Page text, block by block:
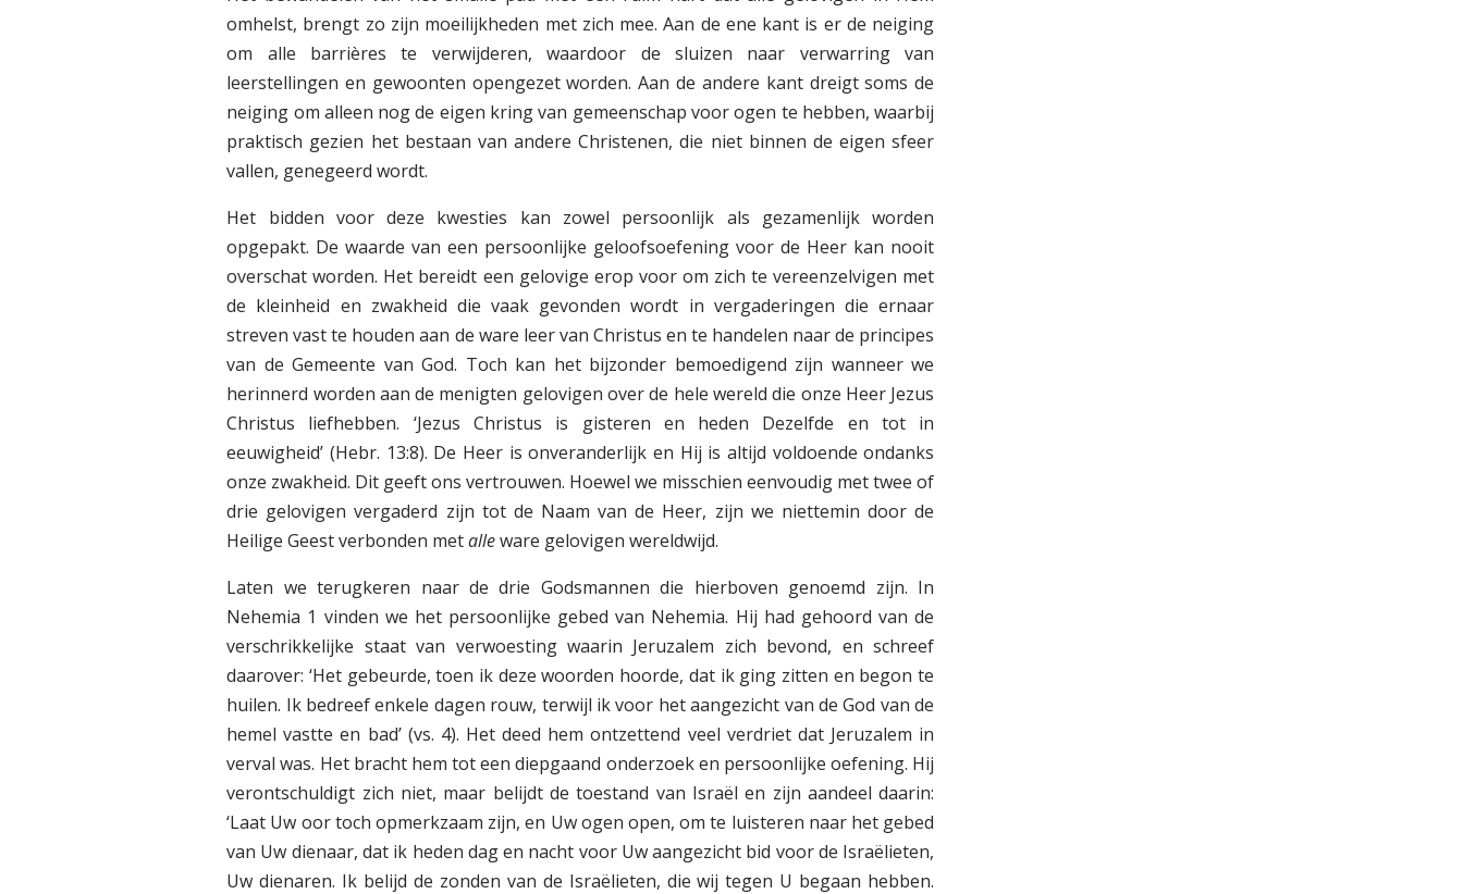
omhelst, brengt zo zijn moeilijkheden met zich mee. Aan de ene kant is er de neiging
om alle barrières te verwijderen, waardoor de sluizen naar verwarring van
leerstellingen en gewoonten opengezet worden. Aan de andere kant dreigt soms de
neiging om alleen nog de eigen kring van gemeenschap voor ogen te hebben, waarbij
praktisch gezien het bestaan van andere Christenen, die niet binnen de eigen sfeer
vallen, genegeerd wordt.
Het bidden voor deze kwesties kan zowel persoonlijk als gezamenlijk worden
opgepakt. De waarde van een persoonlijke geloofsoefening voor de Heer kan nooit
overschat worden. Het bereidt een gelovige erop voor om zich te vereenzelvigen met
de kleinheid en zwakheid die vaak gevonden wordt in vergaderingen die ernaar
streven vast te houden aan de ware leer van Christus en te handelen naar de principes
van de Gemeente van God. Toch kan het bijzonder bemoedigend zijn wanneer we
herinnerd worden aan de menigten gelovigen over de hele wereld die onze Heer Jezus
Christus liefhebben. ‘Jezus Christus is gisteren en heden Dezelfde en tot in
eeuwigheid’ (Hebr. 13:8). De Heer is onveranderlijk en Hij is altijd voldoende ondanks
onze zwakheid. Dit geeft ons vertrouwen. Hoewel we misschien eenvoudig met twee of
drie gelovigen vergaderd zijn tot de Naam van de Heer, zijn we niettemin door de
Heilige Geest verbonden metalleware gelovigen wereldwijd.
Laten we terugkeren naar de drie Godsmannen die hierboven genoemd zijn. In
Nehemia 1 vinden we het persoonlijke gebed van Nehemia. Hij had gehoord van de
verschrikkelijke staat van verwoesting waarin Jeruzalem zich bevond, en schreef
daarover: ‘Het gebeurde, toen ik deze woorden hoorde, dat ik ging zitten en begon te
huilen. Ik bedreef enkele dagen rouw, terwijl ik voor het aangezicht van de God van de
hemel vastte en bad’ (vs. 4). Het deed hem ontzettend veel verdriet dat Jeruzalem in
verval was. Het bracht hem tot een diepgaand onderzoek en persoonlijke oefening. Hij
verontschuldigt zich niet, maar belijdt de toestand van Israël en zijn aandeel daarin:
‘Laat Uw oor toch opmerkzaam zijn, en Uw ogen open, om te luisteren naar het gebed
van Uw dienaar, dat ik heden dag en nacht voor Uw aangezicht bid voor de Israëlieten,
Uw dienaren. Ik belijd de zonden van de Israëlieten, die wij tegen U begaan hebben.